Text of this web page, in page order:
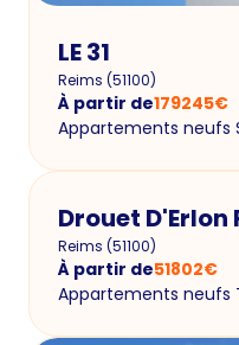
LE 31
Reims (51100)
À partir de179245€
Appartements neufs
Drouet D'Erlon
Reims (51100)
À partir de51802€
Appartements neufs